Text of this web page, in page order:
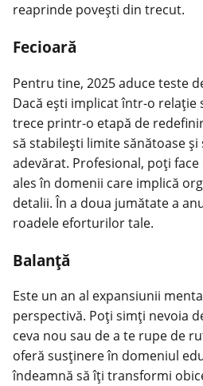
reaprinde povești din trecut.
Fecioară
Pentru tine, 2025 aduce teste
Dacă ești implicat într-o relație
trece printr-o etapă de
să stabilești limite sănătoase și
adevărat. Profesional, poți
ales în domenii care implică
detalii. În a doua jumătate a
roadele eforturilor tale.
Balanță
Este un an al expansiunii
perspectivă. Poți simți nevoia
ceva nou sau de a te rupe de
oferă susținere în domeniul
îndeamnă să îți transformi